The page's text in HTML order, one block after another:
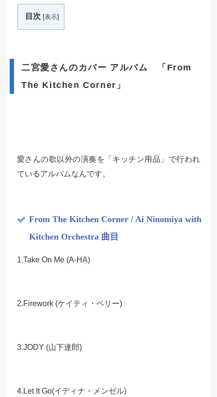
目次 [表示]
二宮愛さんのカバー アルバム 「From
The Kitchen Corner」
愛さんの歌以外の演奏を「キッチン用品」で行われ
ているアルバムなんです。
From The Kitchen Corner / Ai Ninomiya with
Kitchen Orchestra 曲目
1.Take On Me (A-HA)
2.Firework (ケイティ・ペリー)
3.JODY (山下達郎)
4.Let It Go(イディナ・メンゼル)